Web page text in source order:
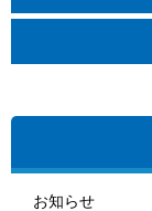
お知らせ